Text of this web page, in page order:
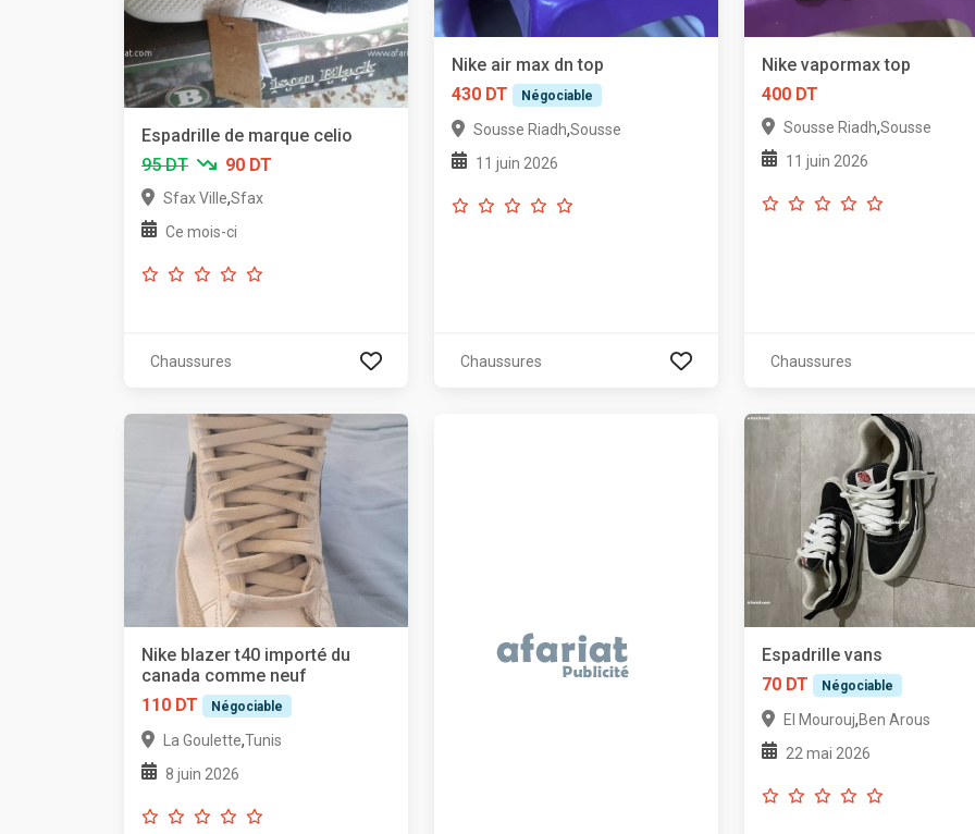
Espadrille de marque celio
95 DT
90 DT
Sfax Ville,Sfax
Ce mois-ci
Chaussures
Nike air max dn top
430 DT
Négociable
Sousse Riadh,Sousse
11 juin 2026
Chaussures
Nike vapormax top
400 DT
Sousse Riadh,Sousse
11 juin 2026
Chaussures
Nike blazer t40 importé du
canada comme neuf
110 DT
Négociable
La Goulette,Tunis
8 juin 2026
Espadrille vans
70 DT
Négociable
El Mourouj,Ben Arous
22 mai 2026